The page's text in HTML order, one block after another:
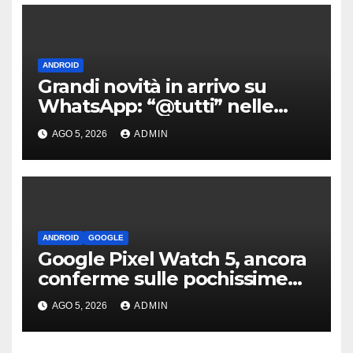
ANDROID
Grandi novità in arrivo su
WhatsApp: “@tutti” nelle
chat di gruppo e non solo
AGO 5, 2026 ADMIN
ANDROID GOOGLE
Google Pixel Watch 5, ancora
conferme sulle pochissime
novità hardware
AGO 5, 2026 ADMIN